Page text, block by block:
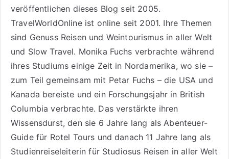
veröffentlichen dieses Blog seit 2005.
TravelWorldOnline ist online seit 2001. Ihre Themen
sind Genuss Reisenund Weintourismusin aller Welt
und Slow Travel. Monika Fuchs verbrachte während
ihres Studiums einige Zeit in Nordamerika, wo sie –
zum Teil gemeinsam mit Petar Fuchs – die USA und
Kanada bereiste und ein Forschungsjahr in British
Columbia verbrachte. Das verstärkte ihren
Wissensdurst, den sie 6 Jahre lang als Abenteuer-
Guide für Rotel Tours und danach 11 Jahre lang als
Studienreiseleiterin für Studiosus Reisen in aller Welt